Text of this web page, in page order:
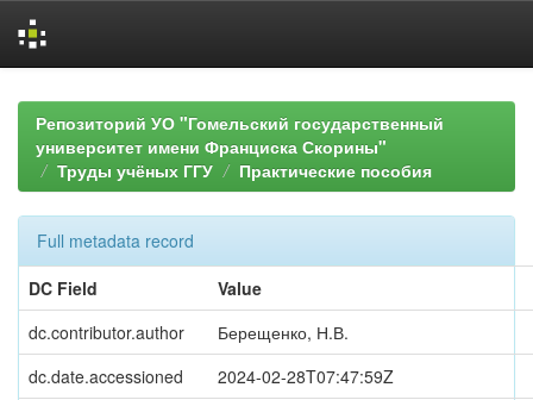
navigationРепозиторий УО "Гомельский государственный
университет имени Франциска Скорины"
Труды учёных ГГУ
Практические пособия
Full metadata record
DC Field
Value
dc.contributor.author
Берещенко, Н.В.
dc.date.accessioned
2024-02-28T07:47:59Z